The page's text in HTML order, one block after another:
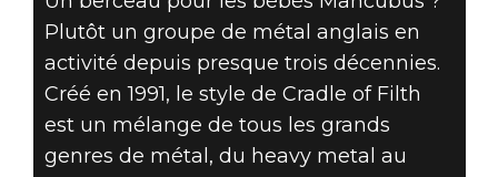
Plutôt un groupe de métal anglais en
activité depuis presque trois décennies.
Créé en 1991, le style de Cradle of Filth
est un mélange de tous les grands
genres de métal, du heavy metal au